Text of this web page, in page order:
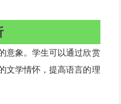
意象。学生可以通过欣赏
文学情怀，提高语言的理